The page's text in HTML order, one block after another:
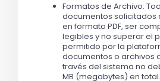
Formatos de Archivo:
documentos solicitados
en formato PDF, ser
legibles y no superar el
permitido por la
documentos o archivos
través del sistema no
MB (megabytes) en